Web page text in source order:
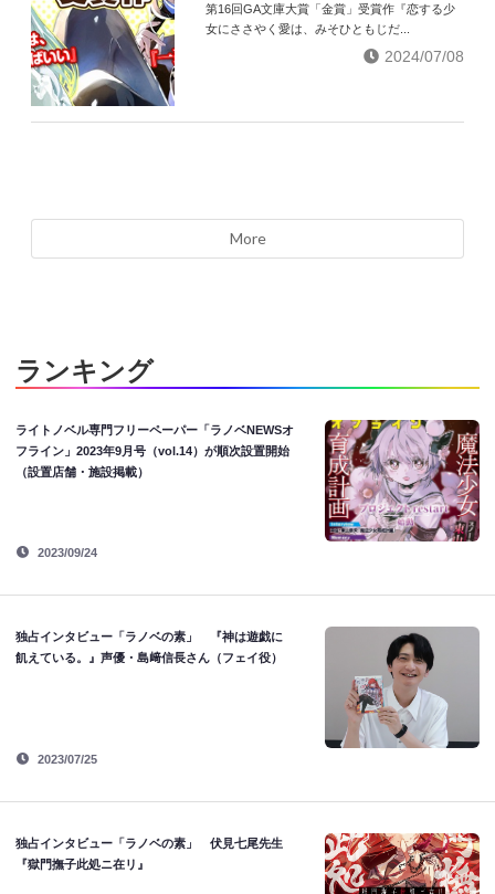
第16回GA文庫大賞「金賞」受賞作『恋する少
女にささやく愛は、みそひともじだ...
2024/07/08
More
ランキング
ライトノベル専門フリーペーパー「ラノベNEWSオ
フライン」2023年9月号（vol.14）が順次設置開始
（設置店舗・施設掲載）
2023/09/24
独占インタビュー「ラノベの素」 『神は遊戯に
飢えている。』声優・島﨑信長さん（フェイ役）
2023/07/25
独占インタビュー「ラノベの素」 伏見七尾先生
『獄門撫子此処ニ在リ』